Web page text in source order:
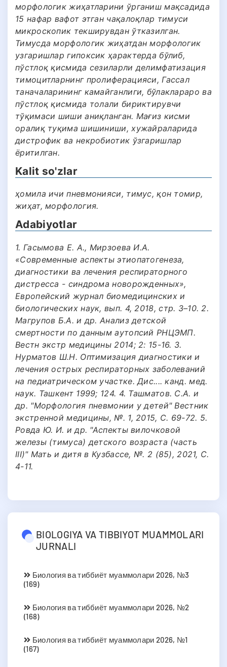
морфологик жиҳатларини ўрганиш мақсадида
15 нафар вафот этган чақалоқлар тимуси
микроскопик текширувдан ўтказилган.
Тимусда морфологик жиҳатдан морфологик
узгаришлар гипоксик ҳарактерда бўлиб,
пўстлоқ қисмида сезиларли делимфатизация
тимоцитларнинг пролиферацияси, Гассал
таначаларининг камайганлиги, бўлаклараро ва
пўстлоқ қисмида толали бириктирувчи
тўқимаси шиши аниқланган. Мағиз кисми
оралиқ туқима шишиниши, хужайраларида
дистрофик ва некробиотик ўзгаришлар
ёритилган.
Kalit so'zlar
ҳомила ичи пневмонияси, тимус, қон томир,
жиҳат, морфология.
Adabiyotlar
1. Гасымова Е. А., Мирзоева И.А.
«Современные аспекты этиопатогенеза,
диагностики ва лечения респираторного
дистресса - синдрома новорожденных»,
Европейский журнал биомедицинских и
биологических наук, вып. 4, 2018, стр. 3–10. 2.
Магрупов Б.А. и др. Анализ детской
смертности по данным аутопсий РНЦЭМП.
Вестн экстр медицины 2014; 2: 15-16. 3.
Нурматов Ш.Н. Оптимизация диагностики и
лечения острых респираторных заболеваний
на педиатрическом участке. Дис.... канд. мед.
наук. Ташкент 1999; 124. 4. Ташматов. С.А. и
др. "Морфология пневмонии у детей" Вестник
экстренной медицины, №. 1, 2015, С. 69-72. 5.
Ровда Ю. И. и др. "Аспекты вилочковой
железы (тимуса) детского возраста (часть
III)" Мать и дитя в Кузбассе, №. 2 (85), 2021, С.
4-11.
BIOLOGIYA VA TIBBIYOT MUAMMOLARI
JURNALI
Биология ва тиббиёт муаммолари 2026, №3
(169)
Биология ва тиббиёт муаммолари 2026, №2
(168)
Биология ва тиббиёт муаммолари 2026, №1
(167)